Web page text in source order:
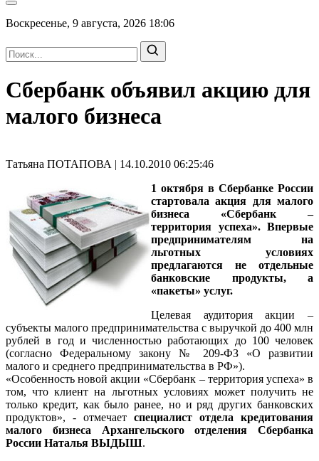
Воскресенье, 9 августа, 2026 18:06
Сбербанк объявил акцию для
малого бизнеса
Татьяна ПОТАПОВА | 14.10.2010 06:25:46
1 октября в Сбербанке России
стартовала акция для малого
бизнеса «Сбербанк –
территория успеха». Впервые
предпринимателям на
льготных условиях
предлагаются не отдельные
банковские продукты, а
«пакеты» услуг.
Целевая аудитория акции –
субъекты малого предпринимательства с выручкой до 400 млн
рублей в год и численностью работающих до 100 человек
(согласно Федеральному закону № 209-ФЗ «О развитии
малого и среднего предпринимательства в РФ»).
«Особенность новой акции «Сбербанк – территория успеха» в
том, что клиент на льготных условиях может получить не
только кредит, как было ранее, но и ряд других банковских
продуктов», - отмечает специалист отдела кредитования
малого бизнеса Архангельского отделения Сбербанка
России Наталья ВЫДЫШ.